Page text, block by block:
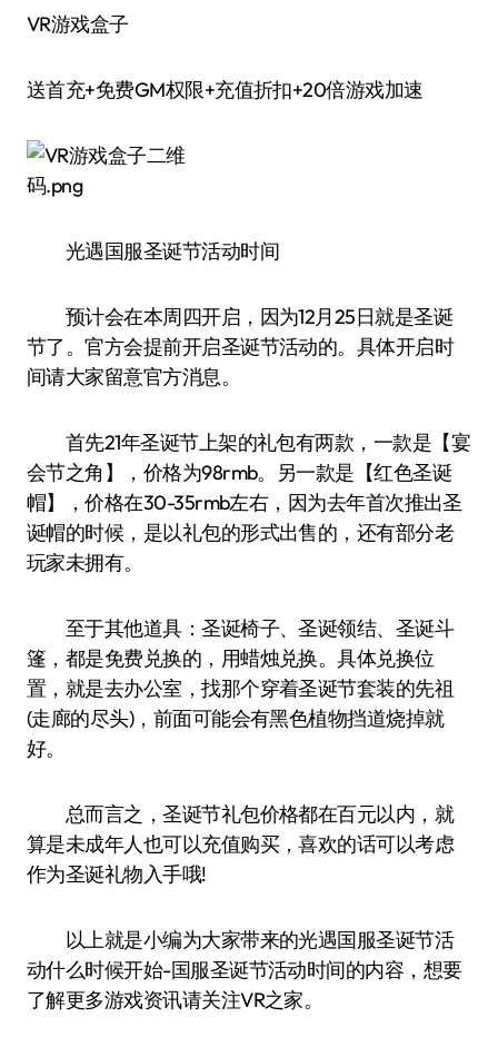
VR游戏盒子
送首充+免费GM权限+充值折扣+20倍游戏加速
光遇国服圣诞节活动时间
预计会在本周四开启，因为12月25日就是圣诞
节了。官方会提前开启圣诞节活动的。具体开启时
间请大家留意官方消息。
首先21年圣诞节上架的礼包有两款，一款是【宴
会节之角】，价格为98rmb。另一款是【红色圣诞
帽】，价格在30-35rmb左右，因为去年首次推出圣
诞帽的时候，是以礼包的形式出售的，还有部分老
玩家未拥有。
至于其他道具：圣诞椅子、圣诞领结、圣诞斗
篷，都是免费兑换的，用蜡烛兑换。具体兑换位
置，就是去办公室，找那个穿着圣诞节套装的先祖
(走廊的尽头)，前面可能会有黑色植物挡道烧掉就
好。
总而言之，圣诞节礼包价格都在百元以内，就
算是未成年人也可以充值购买，喜欢的话可以考虑
作为圣诞礼物入手哦!
以上就是小编为大家带来的光遇国服圣诞节活
动什么时候开始-国服圣诞节活动时间的内容，想要
了解更多游戏资讯请关注VR之家。